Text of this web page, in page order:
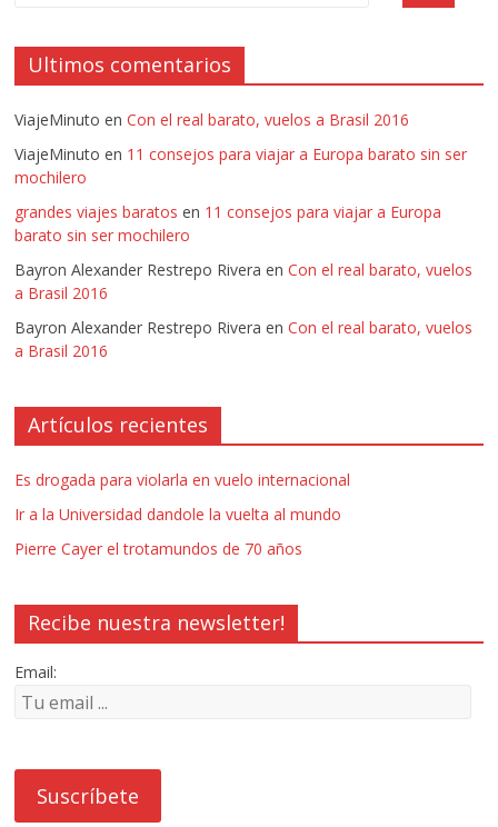
Ultimos comentarios
ViajeMinuto enCon el real barato, vuelos a Brasil 2016
ViajeMinuto en 11 consejos para viajar a Europa barato sin ser
mochilero
grandes viajes baratos en 11 consejos para viajar a Europa
barato sin ser mochilero
Bayron Alexander Restrepo Rivera enCon el real barato, vuelos
a Brasil 2016
Bayron Alexander Restrepo Rivera enCon el real barato, vuelos
a Brasil 2016
Artículos recientes
Es drogada para violarla en vuelo internacional
Ir a la Universidad dandole la vuelta al mundo
Pierre Cayer el trotamundos de 70 años
Recibe nuestra newsletter!
Email: